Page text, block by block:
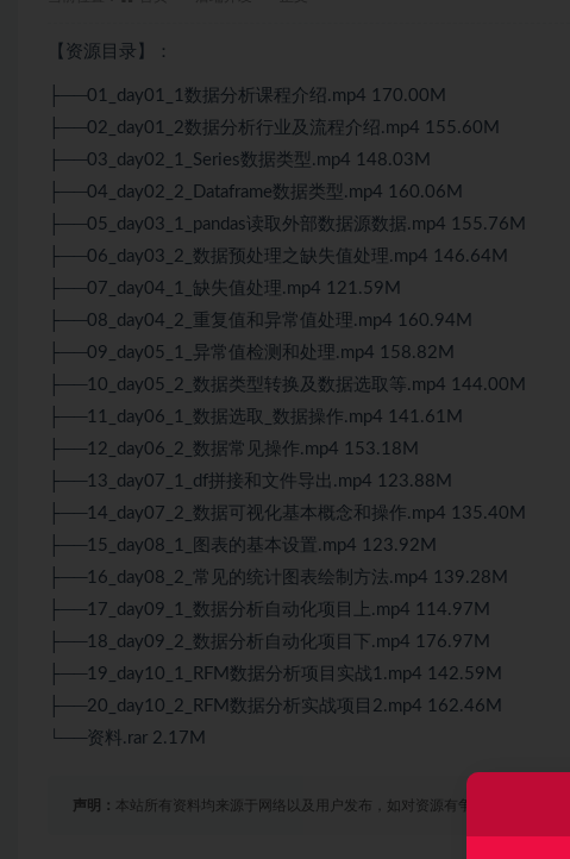
【资源目录】：
├──01_day01_1数据分析课程介绍.mp4 170.00M
├──02_day01_2数据分析行业及流程介绍.mp4 155.60M
├──03_day02_1_Series数据类型.mp4 148.03M
├──04_day02_2_Dataframe数据类型.mp4 160.06M
├──05_day03_1_pandas读取外部数据源数据.mp4 155.76M
├──06_day03_2_数据预处理之缺失值处理.mp4 146.64M
├──07_day04_1_缺失值处理.mp4 121.59M
├──08_day04_2_重复值和异常值处理.mp4 160.94M
├──09_day05_1_异常值检测和处理.mp4 158.82M
├──10_day05_2_数据类型转换及数据选取等.mp4 144.00M
├──11_day06_1_数据选取_数据操作.mp4 141.61M
├──12_day06_2_数据常见操作.mp4 153.18M
├──13_day07_1_df拼接和文件导出.mp4 123.88M
├──14_day07_2_数据可视化基本概念和操作.mp4 135.40M
├──15_day08_1_图表的基本设置.mp4 123.92M
├──16_day08_2_常见的统计图表绘制方法.mp4 139.28M
├──17_day09_1_数据分析自动化项目上.mp4 114.97M
├──18_day09_2_数据分析自动化项目下.mp4 176.97M
├──19_day10_1_RFM数据分析项目实战1.mp4 142.59M
├──20_day10_2_RFM数据分析实战项目2.mp4 162.46M
└──资料.rar 2.17M
声明： 本站所有资料均来源于网络以及用户发布，如对资源有争议请联系微信